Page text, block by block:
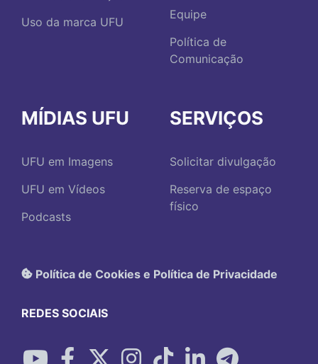
Uso da marca UFU
Equipe
Política de
Comunicação
MÍDIAS UFU
UFU em Imagens
UFU em Vídeos
Podcasts
SERVIÇOS
Solicitar divulgação
Reserva de espaço
físico
Política de Cookies e Política de Privacidade
REDES SOCIAIS